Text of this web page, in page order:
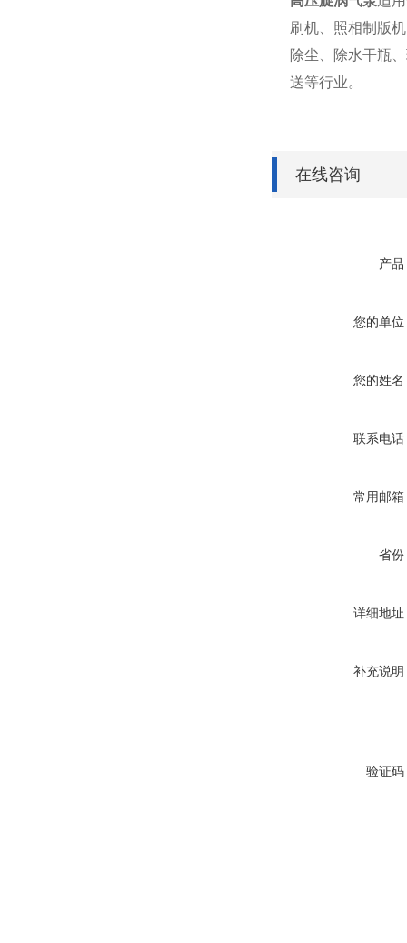
刷机、照相制版
除尘、除水干瓶
送等行业。
在线咨询
产品
您的单位
您的姓名
联系电话
常用邮箱
省份
详细地址
补充说明
验证码